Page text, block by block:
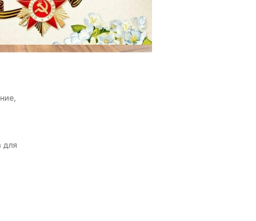
для
29.04.2025